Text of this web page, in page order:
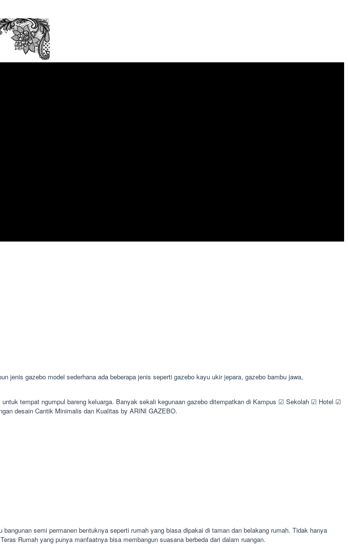
jenis gazebo model sederhana ada beberapa jenis seperti gazebo kayu ukir jepara, gazebo bambu jawa,
tempat ngumpul bareng keluarga. Banyak sekali kegunaan gazebo ditempatkan di Kampus ☑ Sekolah ☑ Hotel ☑
desain Cantik Minimalis dan Kualitas by ARINI GAZEBO.
semi permanen bentuknya seperti rumah yang biasa dipakai di taman dan belakang rumah. Tidak hanya
Rumah yang punya manfaatnya bisa membangun suasana berbeda dari dalam ruangan.